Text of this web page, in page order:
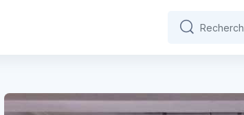
Rechercher
Rechercher